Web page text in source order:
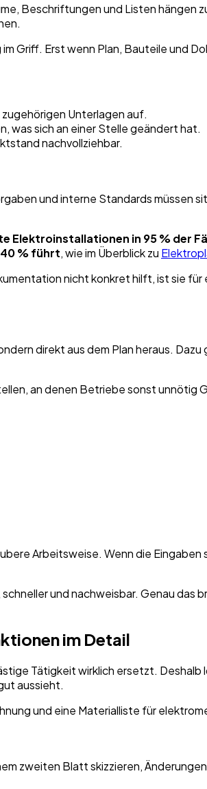
Beschriftungen und Listen hängen
Griff. Erst wenn Plan, Bauteile und
Unterlagen auf.
was sich an einer Stelle geändert hat.
nachvollziehbar.
und interne Standards
Elektroinstallationen in 95 % der
% führt, wie im Überblick zu
nicht konkret hilft, ist sie
direkt aus dem Plan heraus.
an denen Betriebe sonst unnötig
Arbeitsweise. Wenn die Eingaben
und nachweisbar. Genau das
im Detail
Tätigkeit wirklich ersetzt. Deshalb
aussieht.
zweiten Blatt skizzieren,